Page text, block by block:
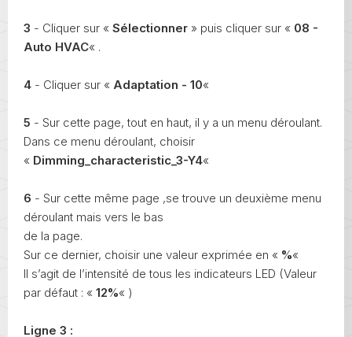
3 - Cliquer sur « Sélectionner » puis cliquer sur « 08 -
Auto HVAC« .
4 - Cliquer sur « Adaptation - 10«
5 - Sur cette page, tout en haut, il y a un menu déroulant.
Dans ce menu déroulant, choisir
« Dimming_characteristic_3-Y4«
6 - Sur cette même page ,se trouve un deuxième menu
déroulant mais vers le bas
de la page.
Sur ce dernier, choisir une valeur exprimée en « %«
Il s’agit de l’intensité de tous les indicateurs LED (Valeur
par défaut : « 12%« )
Ligne 3 :